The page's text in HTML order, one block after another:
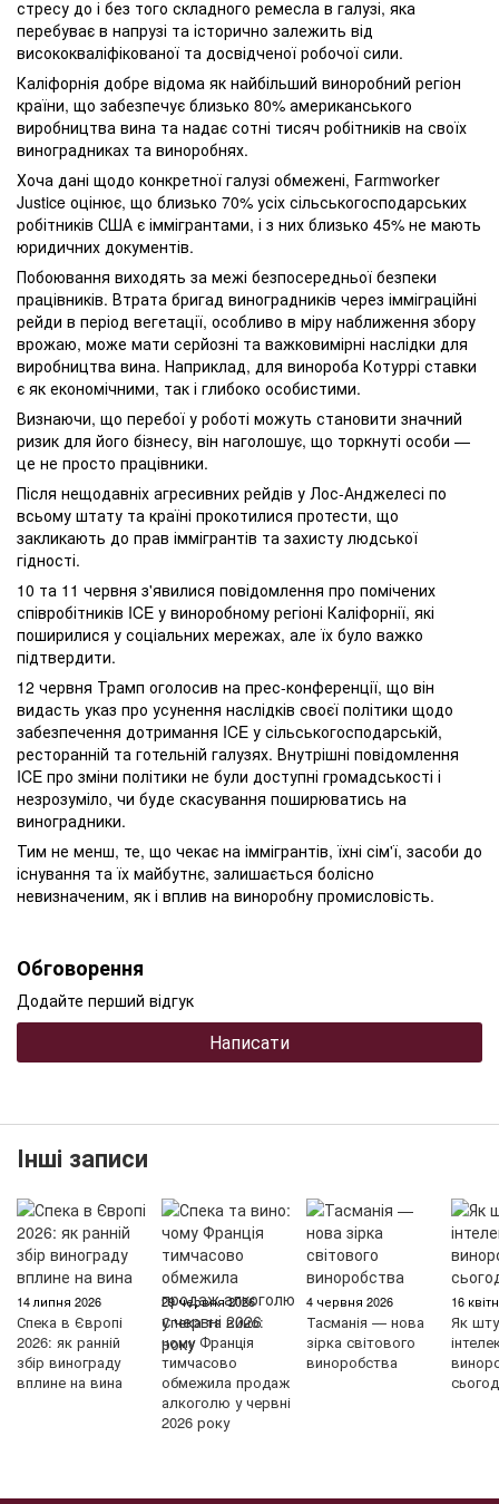
стресу до і без того складного ремесла в галузі, яка
перебуває в напрузі та історично залежить від
висококваліфікованої та досвідченої робочої сили.
Каліфорнія добре відома як найбільший виноробний регіон
країни, що забезпечує близько 80% американського
виробництва вина та надає сотні тисяч робітників на своїх
виноградниках та виноробнях.
Хоча дані щодо конкретної галузі обмежені, Farmworker
Justice оцінює, що близько 70% усіх сільськогосподарських
робітників США є іммігрантами, і з них близько 45% не мають
юридичних документів.
Побоювання виходять за межі безпосередньої безпеки
працівників. Втрата бригад виноградників через імміграційні
рейди в період вегетації, особливо в міру наближення збору
врожаю, може мати серйозні та важковимірні наслідки для
виробництва вина. Наприклад, для винороба Котуррі ставки
є як економічними, так і глибоко особистими.
Визнаючи, що перебої у роботі можуть становити значний
ризик для його бізнесу, він наголошує, що торкнуті особи —
це не просто працівники.
Після нещодавніх агресивних рейдів у Лос-Анджелесі по
всьому штату та країні прокотилися протести, що
закликають до прав іммігрантів та захисту людської
гідності.
10 та 11 червня з'явилися повідомлення про помічених
співробітників ICE у виноробному регіоні Каліфорнії, які
поширилися у соціальних мережах, але їх було важко
підтвердити.
12 червня Трамп оголосив на прес-конференції, що він
видасть указ про усунення наслідків своєї політики щодо
забезпечення дотримання ICE у сільськогосподарській,
ресторанній та готельній галузях. Внутрішні повідомлення
ICE про зміни політики не були доступні громадськості і
незрозуміло, чи буде скасування поширюватись на
виноградники.
Тим не менш, те, що чекає на іммігрантів, їхні сім'ї, засоби до
існування та їх майбутнє, залишається болісно
невизначеним, як і вплив на виноробну промисловість.
Обговорення
Додайте перший відгук
Написати
Інші записи
14 липня 2026
Спека в Європі
2026: як ранній
збір винограду
вплине на вина
29 червня 2026
Спека та вино:
чому Франція
тимчасово
обмежила продаж
алкоголю у червні
2026 року
4 червня 2026
Тасманія — нова
зірка світового
виноробства
16
Як